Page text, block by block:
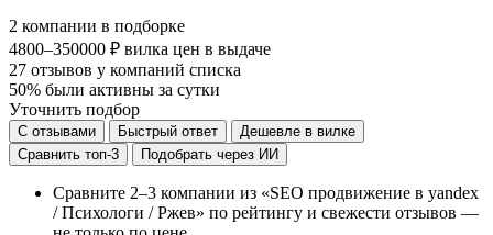
2 компании в подборке
4800–350000 ₽ вилка цен в выдаче
27 отзывов у компаний списка
50% были активны за сутки
Уточнить подбор
С отзывами Быстрый ответ
Дешевле в вилке
Сравнить топ-3
Подобрать через ИИ
Сравните 2–3 компании из «SEO продвижение в yandex
/ Психологи / Ржев» по рейтингу и свежести отзывов —